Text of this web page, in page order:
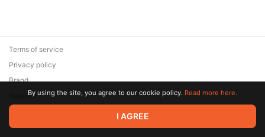
© 2026 Zaya Solutions Limited. All rights reserved. All trademarks
are the property of their respective owners.
Terms of service
Privacy policy
Brand
SupportBy using the site, you agree to our cookie policy. Read more here.
I AGREE